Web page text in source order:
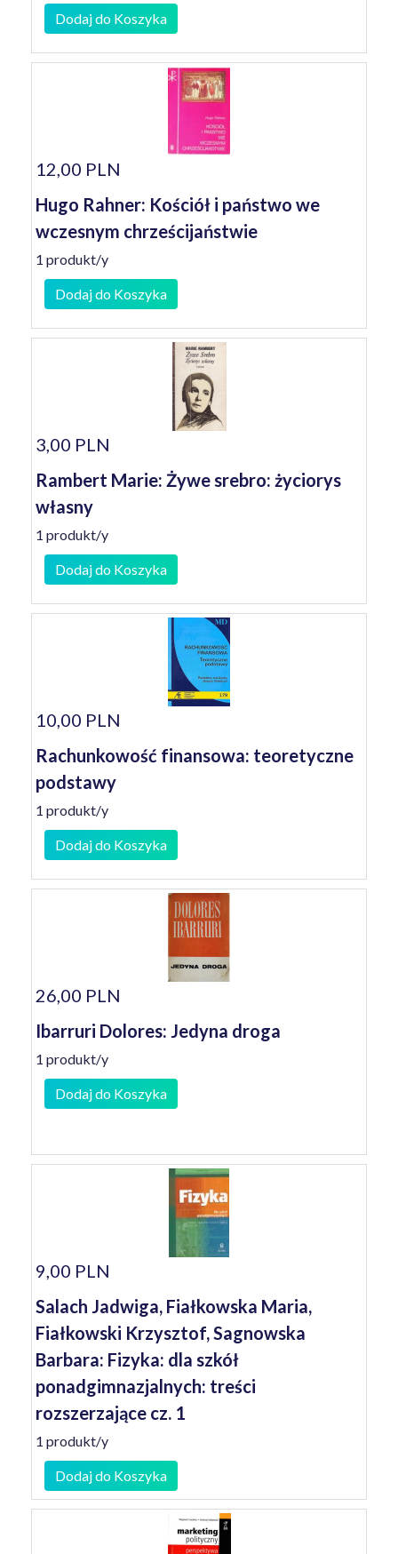
Dodaj do Koszyka
12,00 PLN
Hugo Rahner: Kościół i państwo we
wczesnym chrześcijaństwie
1 produkt/y
Dodaj do Koszyka
3,00 PLN
Rambert Marie: Żywe srebro: życiorys
własny
1 produkt/y
Dodaj do Koszyka
10,00 PLN
Rachunkowość finansowa: teoretyczne
podstawy
1 produkt/y
Dodaj do Koszyka
26,00 PLN
Ibarruri Dolores: Jedyna droga
1 produkt/y
Dodaj do Koszyka
9,00 PLN
Salach Jadwiga, Fiałkowska Maria,
Fiałkowski Krzysztof, Sagnowska
Barbara: Fizyka: dla szkół
ponadgimnazjalnych: treści
rozszerzające cz. 1
1 produkt/y
Dodaj do Koszyka